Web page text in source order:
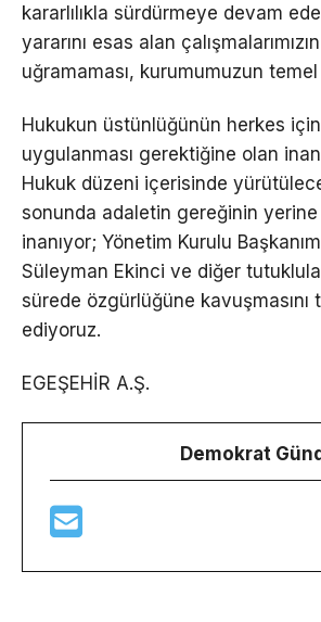
kararlılıkla sürdürmeye devam
yararını esas alan
uğramaması, kurumumuzun
Hukukun üstünlüğünün herkes
uygulanması gerektiğine olan
Hukuk düzeni içerisinde
sonunda adaletin gereğinin
inanıyor; Yönetim Kurulu
Süleyman Ekinci ve diğer
sürede özgürlüğüne kavuşmasını
ediyoruz.
EGEŞEHİR A.Ş.
Demokrat